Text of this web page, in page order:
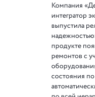
Компания
интегратор
выпустила
продукте
ремонтов с
состояния